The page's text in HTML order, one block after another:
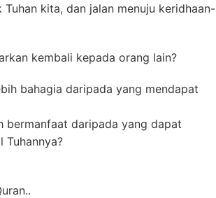
kita, dan jalan menuju keridhaan-
kembali kepada orang lain?
bahagia daripada yang mendapat
bermanfaat daripada yang dapat
Tuhannya?